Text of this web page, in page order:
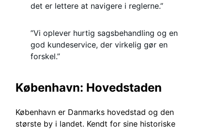
det er lettere at navigere i reglerne.”
”Vi oplever hurtig sagsbehandling og en
god kundeservice, der virkelig gør en
forskel.”
København: Hovedstaden
København er Danmarks hovedstad og den
største by i landet. Kendt for sine historiske